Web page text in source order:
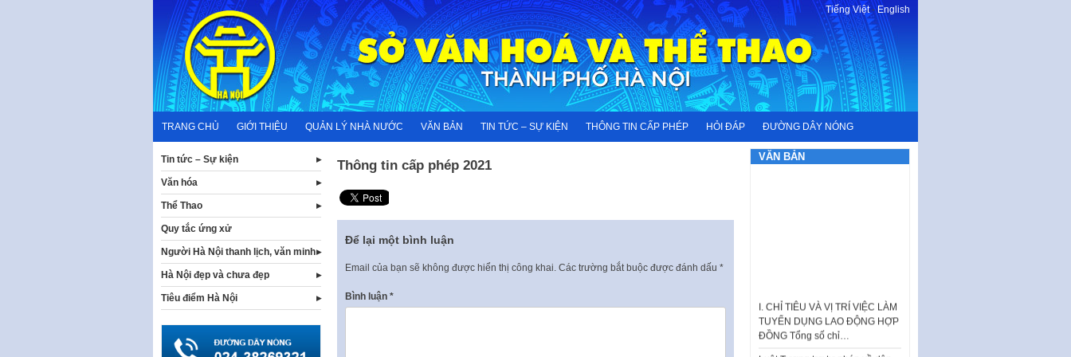
content
Tiếng Việt-English
TRANG CHỦ GIỚI THIỆU QUẢN LÝ NHÀ NƯỚC VĂN BẢN TIN TỨC – SỰ KIỆN THÔNG TIN CẤP PHÉP HỎI ĐÁP ĐƯỜNG DÂY NÓNG
Thông tin cấp phép 2021
Để lại một bình luận
Email của bạn sẽ không được hiển thị công khai. Các trường bắt buộc được đánh dấu *
Bình luận *
Tin tức – Sự kiện
Văn hóa
Thể Thao
Quy tắc ứng xử
Người Hà Nội thanh lịch, văn minh
Hà Nội đẹp và chưa đẹp
Tiêu điểm Hà Nội
VĂN BẢN
TUYỂN DỤNG LAO ĐỘNG HỢP
ĐỒNG Tổng số chỉ…